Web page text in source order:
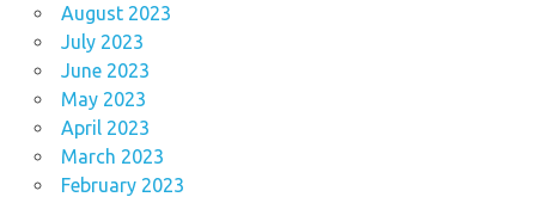
August 2023
July 2023
June 2023
May 2023
April 2023
March 2023
February 2023